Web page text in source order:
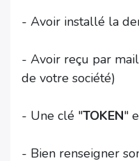
- Avoir installé la
- Avoir reçu par
de votre société)
- Une clé "TOKEN"
- Bien renseigner